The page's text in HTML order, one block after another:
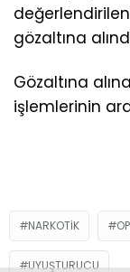
gözaltına
Gözaltına
işlemlerinin
NARKOTIK
UYUŞTURUCU